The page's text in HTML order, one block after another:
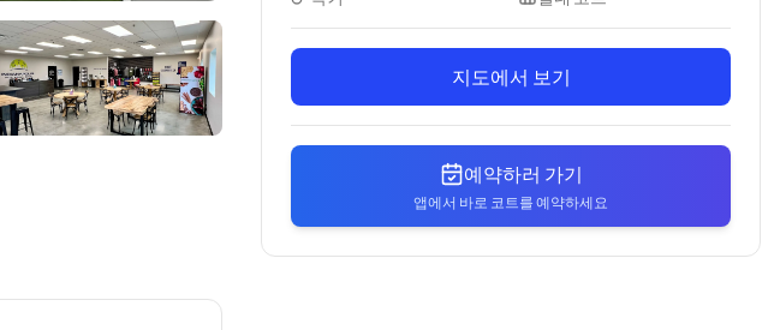
지도에서 보기
예약하러 가기
앱에서 바로 코트를 예약하세요